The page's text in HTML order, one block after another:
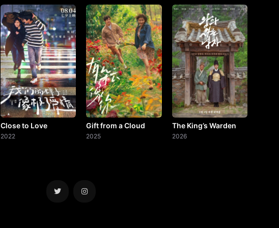
Close to Love
2022
Gift from a Cloud
2025
The King’s Warden
2026